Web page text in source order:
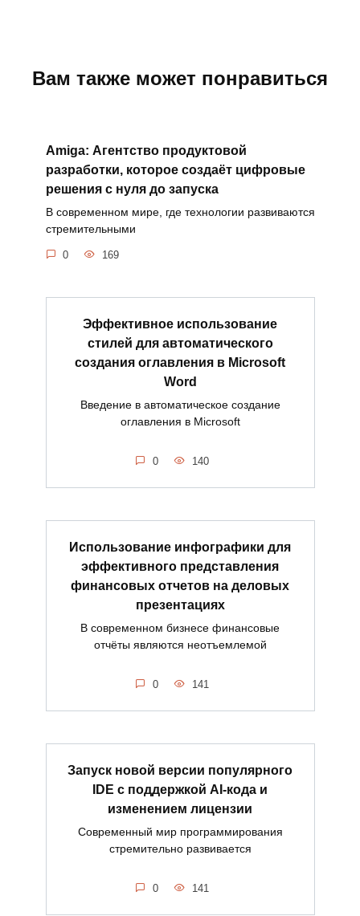
Вам также может понравиться
Amiga: Агентство продуктовой
разработки, которое создаёт цифровые
решения с нуля до запуска
В современном мире, где технологии развиваются
стремительными
0 169
Эффективное использование
стилей для автоматического
создания оглавления в Microsoft
Word
Введение в автоматическое создание
оглавления в Microsoft
0 140
Использование инфографики для
эффективного представления
финансовых отчетов на деловых
презентациях
В современном бизнесе финансовые
отчёты являются неотъемлемой
0 141
Запуск новой версии популярного
IDE с поддержкой AI-кода и
изменением лицензии
Современный мир программирования
стремительно развивается
0 141